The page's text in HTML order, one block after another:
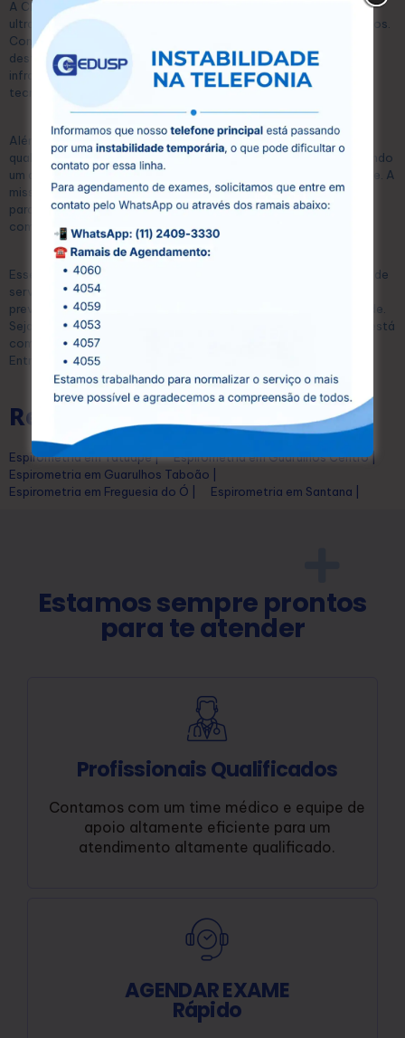
A CEDUSP é um centro especializado em exames diagnósticos,
ultrassonografias e exames laboratoriais, localizado em Guarulhos.
Com mais de 15 anos de atuação no mercado, a CEDUSP se
destaca pela excelência em seus serviços, oferecendo uma
infraestrutura moderna e equipada com as mais avançadas
tecnologias.
Além disso, conta com uma equipe de profissionais altamente
qualificados, que atuam com compromisso e dedicação, garantindo
um atendimento humanizado e personalizado para cada paciente. A
missão da CEDUSP é proporcionar acesso à saúde de qualidade
para toda a comunidade, oferecendo preços acessíveis sem
comprometer a eficiência e a precisão dos exames.
Esse equilíbrio permite que qualquer pessoa possa se beneficiar de
serviços diagnósticos de alta qualidade, essenciais para a
prevenção e o tratamento eficaz de diversas condições de saúde.
Seja para exames laboratoriais ou ultrassonografias, a CEDUSP está
comprometida com a saúde e o bem-estar dos seus pacientes.
Entre em contato conosco hoje mesmo e agende seu exame!
Regiões:
Espirometria em Tatuapé |
Espirometria em Guarulhos Centro |
Espirometria em Guarulhos Taboão |
Espirometria em Freguesia do Ó |
Espirometria em Santana |
Estamos sempre prontos
para te atender
Profissionais Qualificados
Contamos com um time médico e equipe de
apoio altamente eficiente para um
atendimento altamente qualificado.
AGENDAR EXAME
Rápido